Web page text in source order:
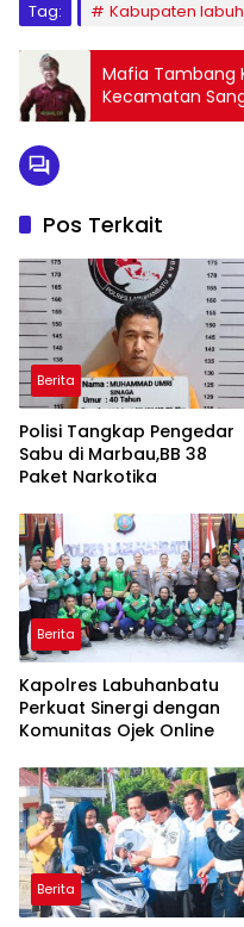
Tag: Kabupaten
Mafia Tambang
Kecamatan
Oknum
Pos Terkait
Berita
Polisi Tangkap Pengedar
Sabu di Marbau,BB 38
Paket Narkotika
Berita
Kapolres Labuhanbatu
Perkuat Sinergi dengan
Komunitas Ojek Online
Berita